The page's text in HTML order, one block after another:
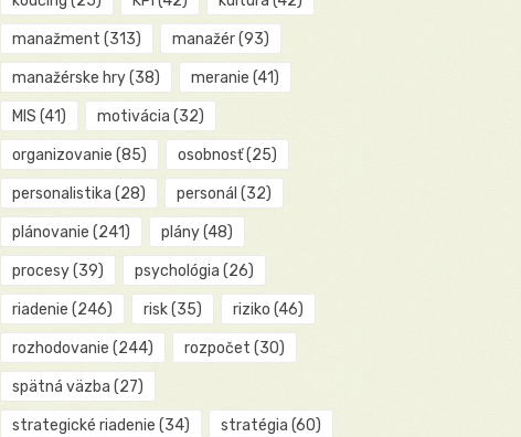
manažment (313) manažér(93)
manažérske hry(38) meranie (41)
MIS (41) motivácia (32)
organizovanie (85) osobnosť(25)
personalistika (28) personál (32)
plánovanie (241) plány(48)
procesy(39) psychológia (26)
riadenie (246) risk(35) riziko (46)
rozhodovanie (244) rozpočet (30)
spätná väzba (27)
strategické riadenie (34) stratégia (60)